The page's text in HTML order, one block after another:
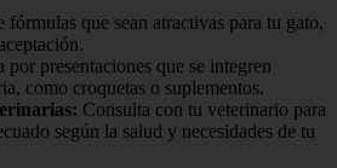
fórmulas que sean atractivas para tu gato,
por presentaciones que se integren
como croquetas o suplementos.
: Consulta con tu veterinario para
según la salud y necesidades de tu